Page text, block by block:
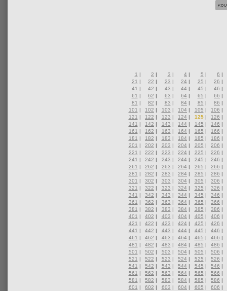
1 | 2 | 3 | 4 | 5 | 6 |
21 | 22 | 23 | 24 | 25 | 26 |
41 | 42 | 43 | 44 | 45 | 46 |
61 | 62 | 63 | 64 | 65 | 66 |
81 | 82 | 83 | 84 | 85 | 86 |
101 | 102 | 103 | 104 | 105 | 106 |
121 | 122 | 123 | 124 | 125| 126 |
141 | 142 | 143 | 144 | 145 | 146 |
161 | 162 | 163 | 164 | 165 | 166 |
181 | 182 | 183 | 184 | 185 | 186 |
201 | 202 | 203 | 204 | 205 | 206 |
221 | 222 | 223 | 224 | 225 | 226 |
241 | 242 | 243 | 244 | 245 | 246 |
261 | 262 | 263 | 264 | 265 | 266 |
281 | 282 | 283 | 284 | 285 | 286 |
301 | 302 | 303 | 304 | 305 | 306 |
321 | 322 | 323 | 324 | 325 | 326 |
341 | 342 | 343 | 344 | 345 | 346 |
361 | 362 | 363 | 364 | 365 | 366 |
381 | 382 | 383 | 384 | 385 | 386 |
401 | 402 | 403 | 404 | 405 | 406 |
421 | 422 | 423 | 424 | 425 | 426 |
441 | 442 | 443 | 444 | 445 | 446 |
461 | 462 | 463 | 464 | 465 | 466 |
481 | 482 | 483 | 484 | 485 | 486 |
501 | 502 | 503 | 504 | 505 | 506 |
521 | 522 | 523 | 524 | 525 | 526 |
541 | 542 | 543 | 544 | 545 | 546 |
561 | 562 | 563 | 564 | 565 | 566 |
581 | 582 | 583 | 584 | 585 | 586 |
601 | 602 | 603 | 604 | 605 | 606 |